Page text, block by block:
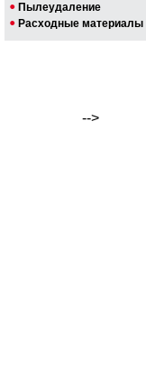
Пылеудаление
Расходные материалы
-->